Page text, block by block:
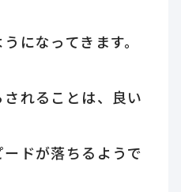
になってきます。
れることは、良い
ドが落ちるようで